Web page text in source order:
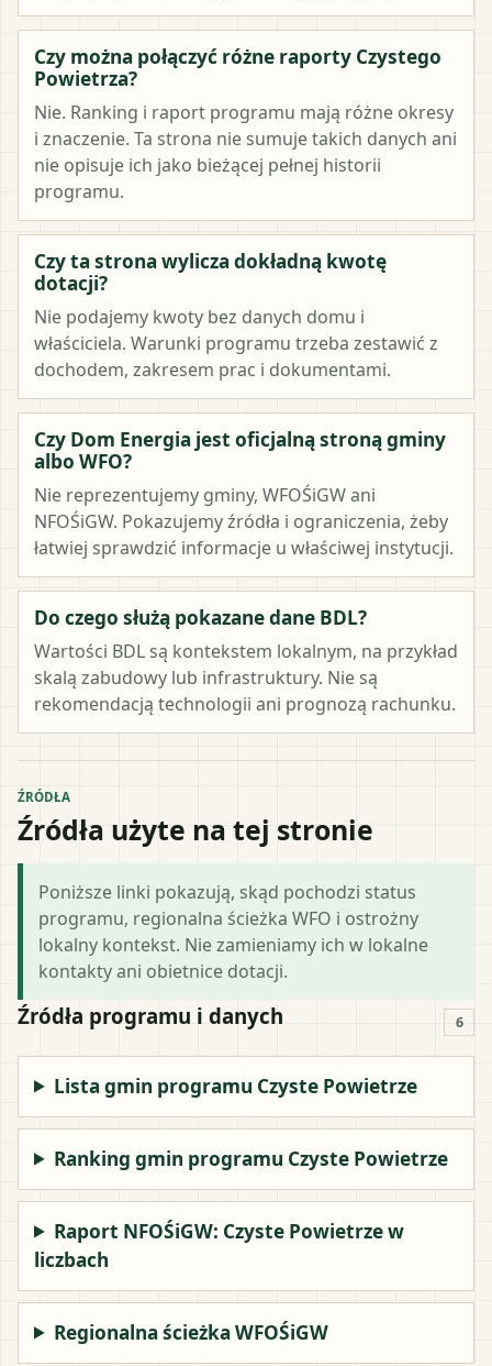
Czy można połączyć różne raporty Czystego
Powietrza?
Nie. Ranking i raport programu mają różne okresy
i znaczenie. Ta strona nie sumuje takich danych ani
nie opisuje ich jako bieżącej pełnej historii
programu.
Czy ta strona wylicza dokładną kwotę
dotacji?
Nie podajemy kwoty bez danych domu i
właściciela. Warunki programu trzeba zestawić z
dochodem, zakresem prac i dokumentami.
Czy Dom Energia jest oficjalną stroną gminy
albo WFO?
Nie reprezentujemy gminy, WFOŚiGW ani
NFOŚiGW. Pokazujemy źródła i ograniczenia, żeby
łatwiej sprawdzić informacje u właściwej instytucji.
Do czego służą pokazane dane BDL?
Wartości BDL są kontekstem lokalnym, na przykład
skalą zabudowy lub infrastruktury. Nie są
rekomendacją technologii ani prognozą rachunku.
ŹRÓDŁA
Źródła użyte na tej stronie
Poniższe linki pokazują, skąd pochodzi status
programu, regionalna ścieżka WFO i ostrożny
lokalny kontekst. Nie zamieniamy ich w lokalne
kontakty ani obietnice dotacji.
Źródła programu i danych 6
Lista gmin programu Czyste Powietrze
Ranking gmin programu Czyste Powietrze
Raport NFOŚiGW: Czyste Powietrze w
liczbach
Regionalna ścieżka WFOŚiGW